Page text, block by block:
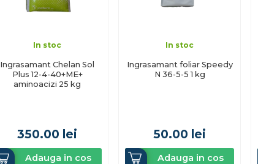
In stoc
Ingrasamant Chelan Sol
Plus 12-4-40+ME+
aminoacizi 25 kg
350.00 lei
Adauga in cos
In stoc
Ingrasamant foliar Speedy
N 36-5-5 1 kg
50.00 lei
Adauga in cos